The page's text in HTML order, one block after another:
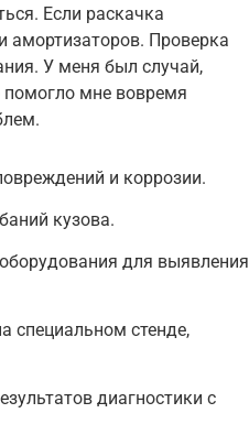
Если раскачка
амортизаторов. Проверка
У меня был случай,
помогло мне вовремя
и коррозии.
кузова.
для выявления
специальном стенде,
диагностики с